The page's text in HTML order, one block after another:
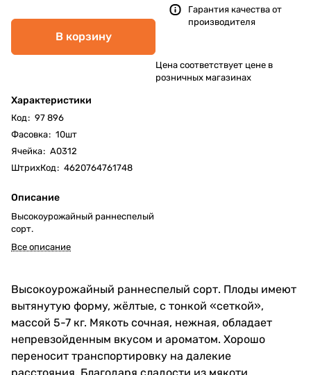
В корзину
Характеристики
Код: 97 896
Фасовка: 10шт
Ячейка: А0312
ШтрихКод: 4620764761748
Описание
Высокоурожайный раннеспелый
сорт.
Все описание
Гарантия качества от
производителя
Цена соответствует цене в
розничных магазинах
Высокоурожайный раннеспелый сорт. Плоды имеют
вытянутую форму, жёлтые, с тонкой «сеткой»,
массой 5-7 кг. Мякоть сочная, нежная, обладает
непревзойденным вкусом и ароматом. Хорошо
переносит транспортировку на далекие